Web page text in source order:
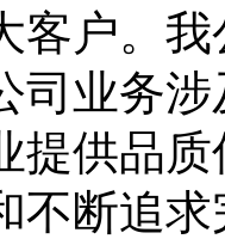
客户。
司业务
提供品
不断追